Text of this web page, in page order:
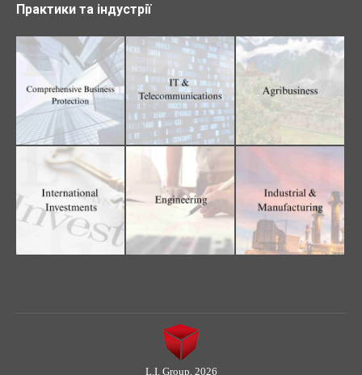
Практики та індустрії
L.I. Group, 2026